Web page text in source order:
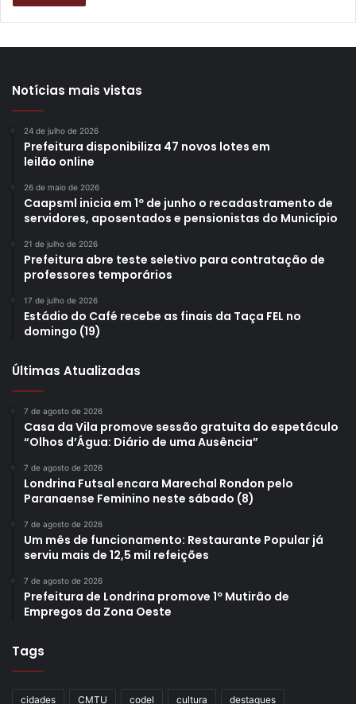
Notícias mais vistas
24 de julho de 2026
Prefeitura disponibiliza 47 novos lotes em
leilão online
26 de maio de 2026
Caapsml inicia em 1º de junho o recadastramento de
servidores, aposentados e pensionistas do Município
21 de julho de 2026
Prefeitura abre teste seletivo para contratação de
professores temporários
17 de julho de 2026
Estádio do Café recebe as finais da Taça FEL no
domingo (19)
Últimas Atualizadas
7 de agosto de 2026
Casa da Vila promove sessão gratuita do espetáculo
“Olhos d’Água: Diário de uma Ausência”
7 de agosto de 2026
Londrina Futsal encara Marechal Rondon pelo
Paranaense Feminino neste sábado (8)
7 de agosto de 2026
Um mês de funcionamento: Restaurante Popular já
serviu mais de 12,5 mil refeições
7 de agosto de 2026
Prefeitura de Londrina promove 1º Mutirão de
Empregos da Zona Oeste
Tags
cidades CMTU codel cultura destaques